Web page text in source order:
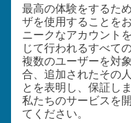
最高の体験をするた
ザを使用することを
ニークなアカウント
じて行われるすべて
複数のユーザーを対
合、追加されたその
とを表明し、保証しま
私たちのサービスを
てください。